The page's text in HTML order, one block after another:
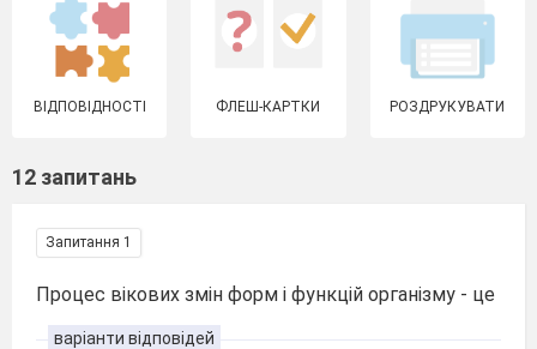
ВІДПОВІДНОСТІ ФЛЕШ-КАРТКИ РОЗДРУКУВАТИ
12 запитань
Запитання 1
Процес вікових змін форм і функцій організму - це
варіанти відповідей